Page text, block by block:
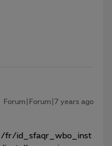
Forum|Forum|7 years ago
fr/id_sfaqr_wbo_inst